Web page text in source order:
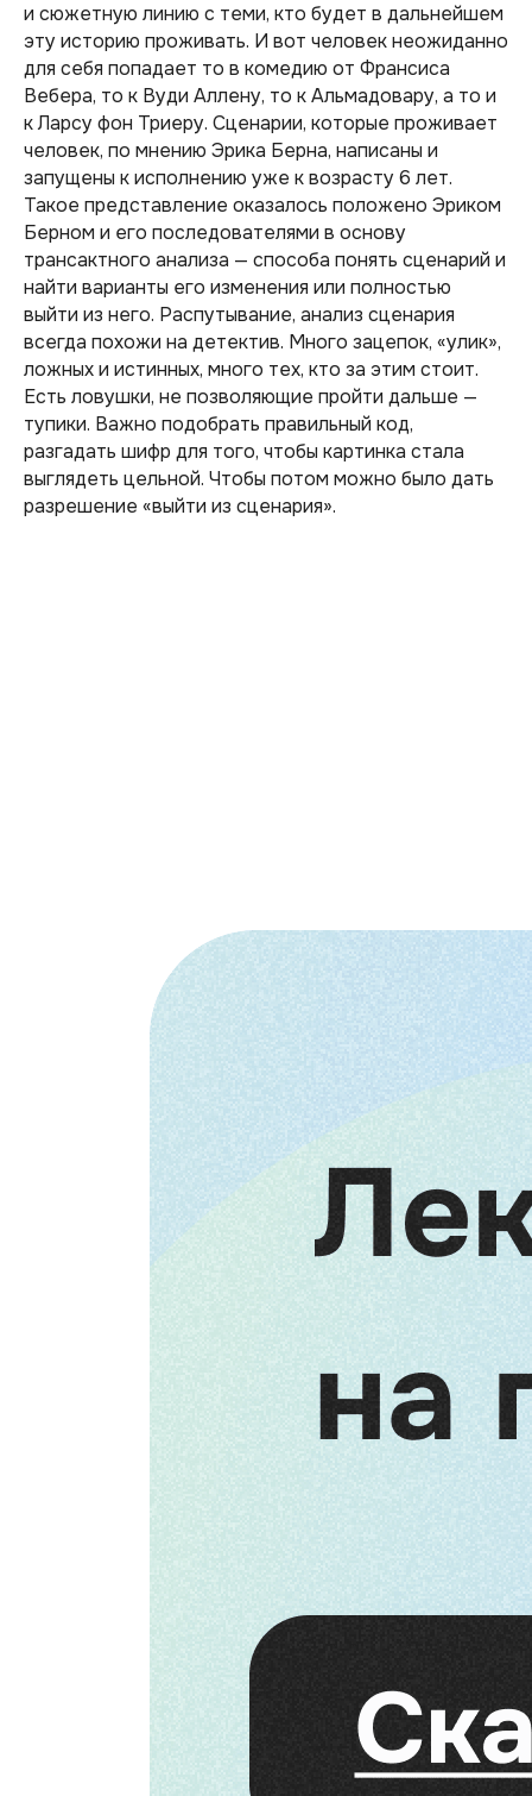
и сюжетную линию с теми, кто будет в дальнейшем
эту историю проживать. И вот человек неожиданно
для себя попадает то в комедию от Франсиса
Вебера, то к Вуди Аллену, то к Альмадовару, а то и
к Ларсу фон Триеру. Сценарии, которые проживает
человек, по мнению Эрика Берна, написаны и
запущены к исполнению уже к возрасту 6 лет.
Такое представление оказалось положено Эриком
Берном и его последователями в основу
трансактного анализа — способа понять сценарий и
найти варианты его изменения или полностью
выйти из него. Распутывание, анализ сценария
всегда похожи на детектив. Много зацепок, «улик»,
ложных и истинных, много тех, кто за этим стоит.
Есть ловушки, не позволяющие пройти дальше —
тупики. Важно подобрать правильный код,
разгадать шифр для того, чтобы картинка стала
выглядеть цельной. Чтобы потом можно было дать
разрешение «выйти из сценария».